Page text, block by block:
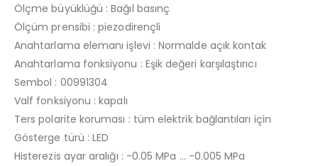
Ölçme büyüklüğü : Bağıl basınç
Ölçüm prensibi : piezodirençli
Anahtarlama elemanı işlevi : Normalde açık kontak
Anahtarlama fonksiyonu : Eşik değeri karşılaştırıcı
Sembol : 00991304
Valf fonksiyonu : kapalı
Ters polarite koruması : tüm elektrik bağlantıları için
Gösterge türü : LED
Histerezis ayar aralığı : -0.05 MPa … -0.005 MPa